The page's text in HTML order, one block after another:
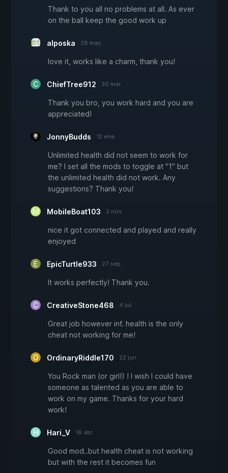
Thank to you all no problems at all. As ever
on the ball keep the good work up
alposka 28 may.
love it, works like a charm, thank you!
ChiefTree912 30 mar.
Thank you bro, you work hard and you are
appreciated!
JonnyBudds 12 ene.
Unlimited health did not seem to work for
me? I set all the mods to toggle at "1" but
the unlimited health did not work. Any
suggestions? Thank you!
MobileBoat103 2 nov.
nice it got connected and played and really
enjoyed
EpicTurtle933 27 sep.
It works perfectly! Thank you.
CreativeStone468 4 jul.
Great job however inf. health is the only
cheat not working for me!
OrdinaryRiddle170 22 jun.
You Rock man (or girl!) ! I wish I could have
someone as talented as you are able to
work on my game. Thanks for your hard
work!
Hari_V 16 abr.
Good mod..but health cheat is not working
but with the rest it becomes fun